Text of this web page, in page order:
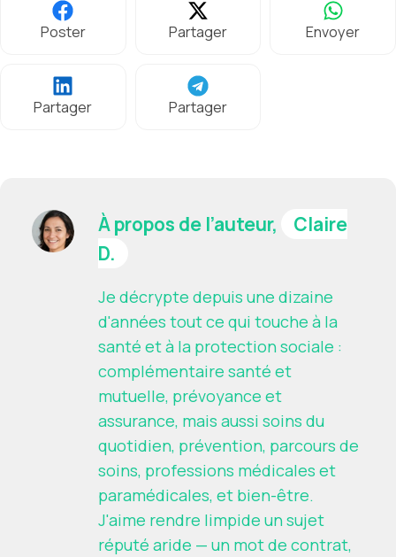
Poster Partager Envoyer
Partager Partager
À propos de l’auteur,
Claire
D.
Je décrypte depuis une dizaine
d'années tout ce qui touche à la
santé et à la protection sociale :
complémentaire santé et
mutuelle, prévoyance et
assurance, mais aussi soins du
quotidien, prévention, parcours de
soins, professions médicales et
paramédicales, et bien-être.
J'aime rendre limpide un sujet
réputé aride — un mot de contrat,